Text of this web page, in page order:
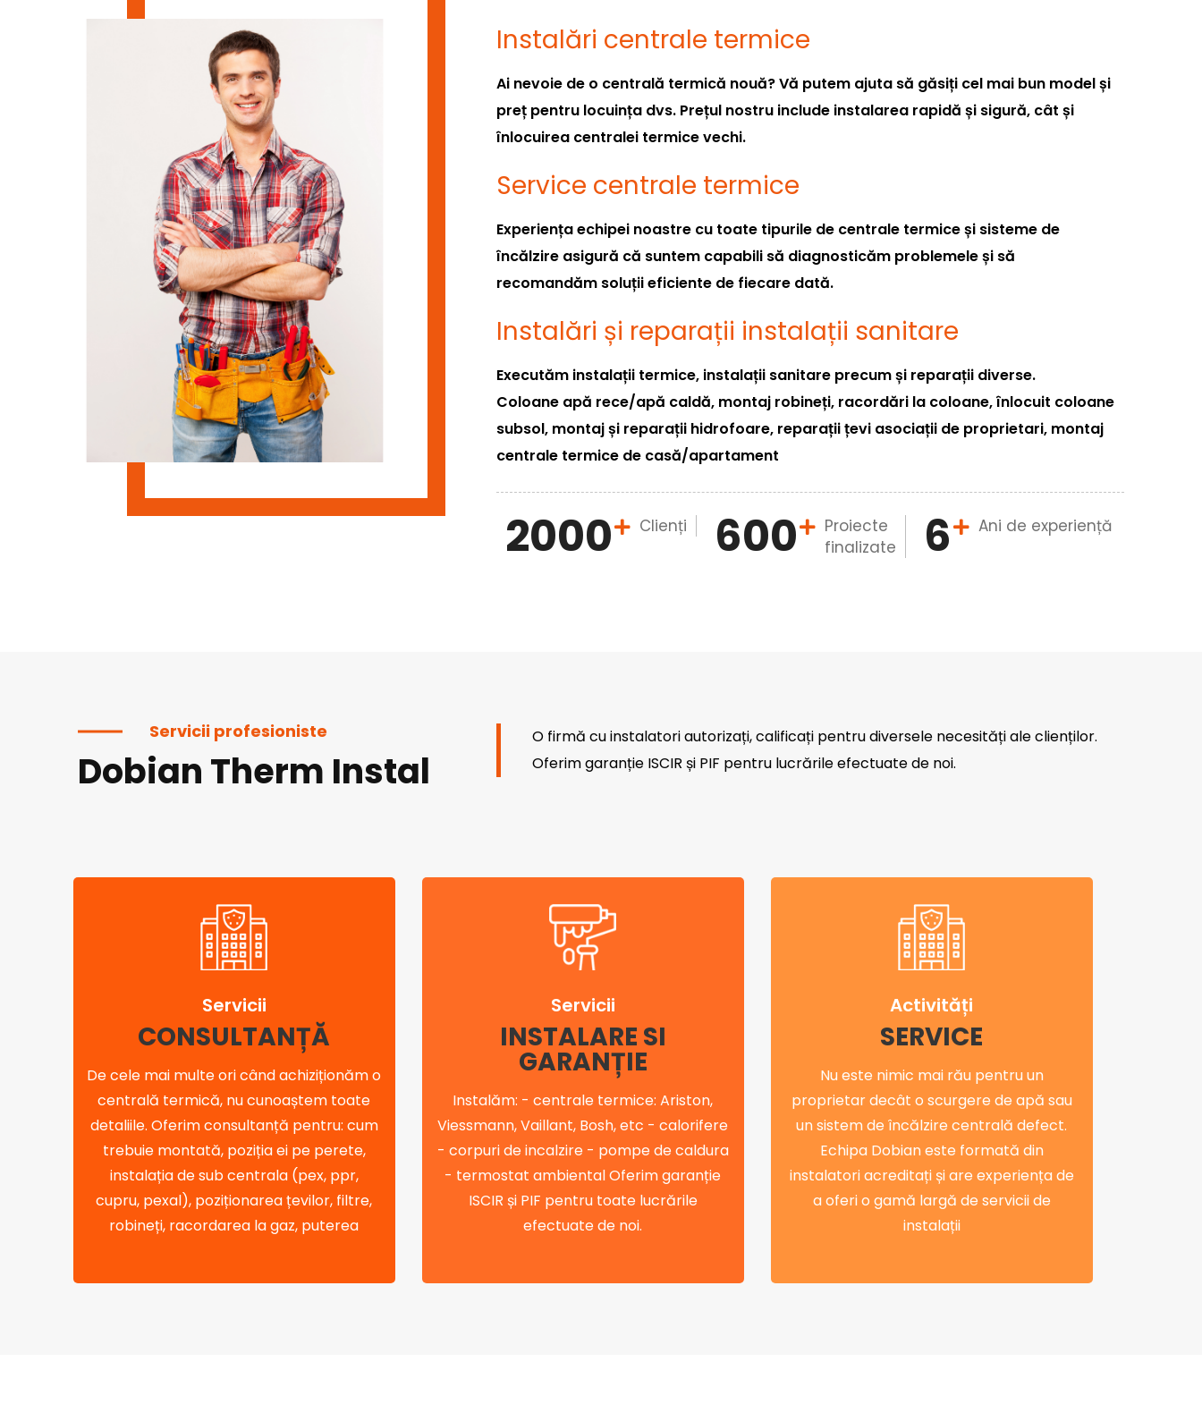
Instalări centrale termice
Ai nevoie de o centrală termică nouă? Vă putem ajuta să găsiți cel mai bun model și
preț pentru locuința dvs. Prețul nostru include instalarea rapidă și sigură, cât și
înlocuirea centralei termice vechi.
Service centrale termice
Experiența echipei noastre cu toate tipurile de centrale termice și sisteme de
încălzire asigură că suntem capabili să diagnosticăm problemele și să
recomandăm soluții eficiente de fiecare dată.
Instalări și reparații instalații sanitare
Executăm instalații termice, instalații sanitare precum și reparații diverse.
Coloane apă rece/apă caldă, montaj robineți, racordări la coloane, înlocuit coloane
subsol, montaj și reparații hidrofoare, reparații țevi asociații de proprietari, montaj
centrale termice de casă/apartament
2000 Clienți 600
Proiecte
finalizate
6 Ani de experiență
Servicii profesioniste
Dobian Therm Instal
O firmă cu instalatori autorizați, calificați pentru diversele necesități ale clienților.
Oferim garanție ISCIR și PIF pentru lucrările efectuate de noi.
Servicii
CONSULTANȚĂ
De cele mai multe ori când achiziționăm o
centrală termică, nu cunoaștem toate
detaliile. Oferim consultanță pentru: cum
trebuie montată, poziția ei pe perete,
instalația de sub centrala (pex, ppr,
cupru, pexal), poziționarea țevilor, filtre,
robineți, racordarea la gaz, puterea
Servicii
INSTALARE SI
GARANȚIE
Instalăm: - centrale termice: Ariston,
Viessmann, Vaillant, Bosh, etc - calorifere
- corpuri de incalzire - pompe de caldura
- termostat ambiental Oferim garanție
ISCIR și PIF pentru toate lucrările
efectuate de noi.
Activități
SERVICE
Nu este nimic mai rău pentru un
proprietar decât o scurgere de apă sau
un sistem de încălzire centrală defect.
Echipa Dobian este formată din
instalatori acreditați și are experiența de
a oferi o gamă largă de servicii de
instalații